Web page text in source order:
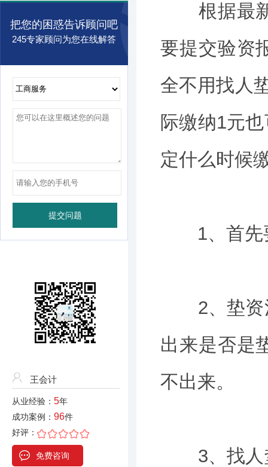
把您的困惑告诉顾问吧
245专家顾问为您在线解答
王会计
从业经验： 5年
成功案例： 96件
好评：
免费咨询
根据最新
要提交验资
全不用找人
际缴纳1元
定什么时候
1、首先要
2、垫资注
出来是否是
不出来。
3、找人垫